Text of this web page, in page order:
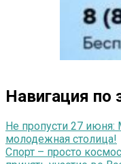
Навигация по
Не пропусти 27 июня:
молодежная столица!
Спорт – просто